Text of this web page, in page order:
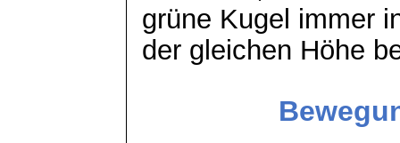
grüne Kugel immer
der gleichen Höhe